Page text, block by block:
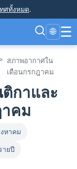
ศทั้งหมด.
🌐 ☰
สภาพอากาศใน
เดือนกรกฎาคม
กาและ
คม
หาคม
ายปี